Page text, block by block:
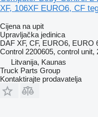
XF, 106XF EURO6, CF
Cijena na upit
Upravljačka jedinica
DAF XF, CF, EURO6,
Control 2200605, control unit,
Litvanija, Kaunas
Truck Parts Group
Kontaktirajte prodavatelja